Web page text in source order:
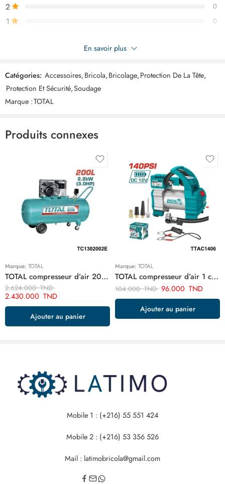
2 0
1 0
Soyez le premier à donner votre avis sur “TOTAL Masque de
soudure TSP9306”
Commentaires
Il n'y a pas encore de critiques.
En savoir plus
Catégories: Accessoires,Bricola,Bricolage,Protection De La Tête,
Protection Et Sécurité,Soudage
Marque :TOTAL
Produits connexes
Marque: TOTAL
TOTAL compresseur d’air 200 litre 220v monophase TC1302002E
2.624.000TND
2.430.000 TND
Ajouter au panier
Marque: TOTAL
TOTAL compresseur d’air 1 cylindre TTAC1406
104.000TND 96.000 TND
Ajouter au panier
Mobile 1 : (+216) 55 551 424
Mobile 2 : (+216) 53 356 526
Mail : latimobricola@gmail.com